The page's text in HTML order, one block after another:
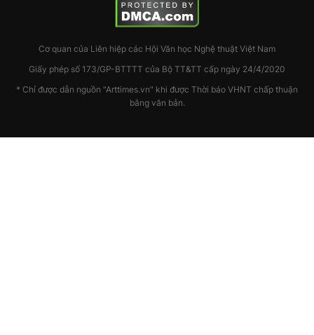
Cơ quan của Liên hiệp các Hội Văn học Nghệ thuật Việt Nam
Giấy phép số 173/GP-BTTTT của Bộ TT&TT cấp ngày 24/4/2020
* Chỉ được dẫn nguồn "Arttimes.vn" khi được Thời báo VHNT chấp thuận
bằng văn bản.